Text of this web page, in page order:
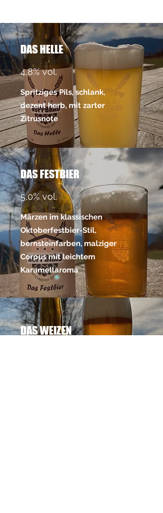
DAS HELLE
4,8% vol.
Spritziges Pils, schlank,
dezent herb, mit zarter
Zitrusnote
DAS FESTBIER
5,0% vol.
Märzen im klassischen
Oktoberfestbier-Stil,
bernsteinfarben, malziger
Corpus mit leichtem
Karamellaroma
DAS WEIZEN